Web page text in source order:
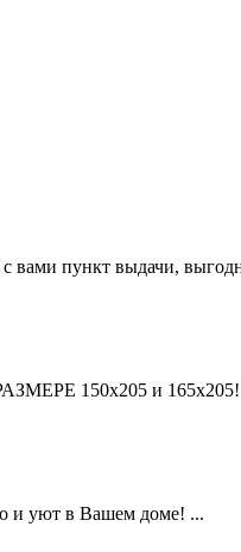
вами пункт выдачи,
150х205 и 165х205!
и уют в Вашем доме! ...